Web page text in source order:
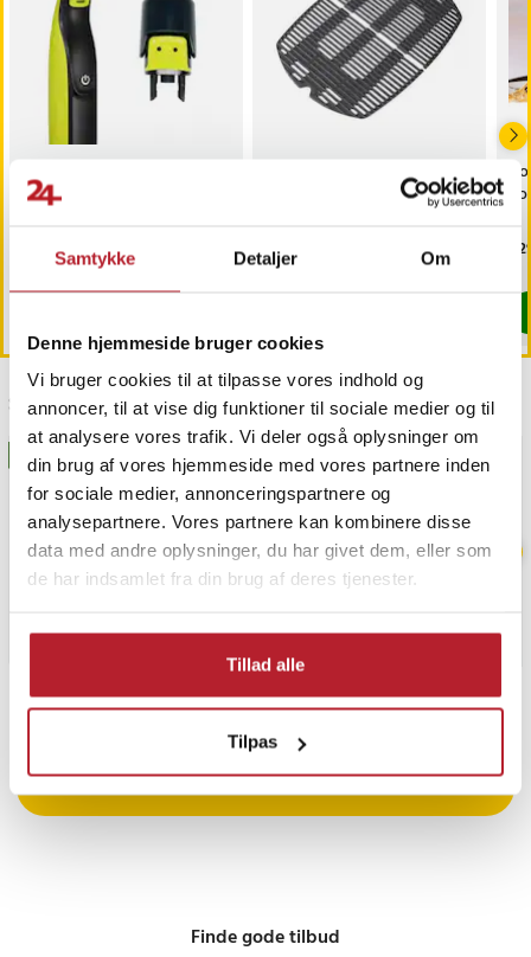
Samtykke Detaljer Om
Denne hjemmeside bruger cookies
Vi bruger cookies til at tilpasse vores indhold og
annoncer, til at vise dig funktioner til sociale medier og til
at analysere vores trafik. Vi deler også oplysninger om
din brug af vores hjemmeside med vores partnere inden
for sociale medier, annonceringspartnere og
analysepartnere. Vores partnere kan kombinere disse
data med andre oplysninger, du har givet dem, eller som
de har indsamlet fra din brug af deres tjenester.
Tillad alle
Tilpas
- Ledningslængde: 170 cm
- Strømforsyning: 220-240 V ~ 50/60 Hz
- Stik: Type E/F
Trimmerhoved til
næsehår til Philips
næsetrimmerhoved
:69 kr.
69 kr.
Findes på lager, Leveres i løbet af 1-2 hverdage
Grillrist i støbejern til
Weber Q 300/3000-
Pris:
539 kr.
Kommer 2026-09-18
Sidst besøgt
BESTSELLERE
PRISGARANTI
Finde gode tilbud